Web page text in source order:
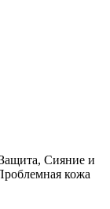
Сияние и
кожа